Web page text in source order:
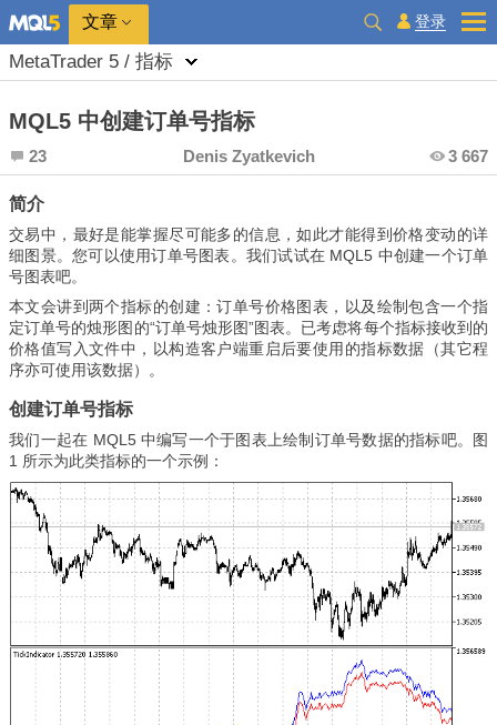
文章 登录
MetaTrader 5 / 指标
MQL5 中创建订单号指标
23 Denis Zyatkevich 3 667
简介
交易中，最好是能掌握尽可能多的信息，如此才能得到价格变动的详
细图景。您可以使用订单号图表。我们试试在 MQL5 中创建一个订单
号图表吧。
本文会讲到两个指标的创建：订单号价格图表，以及绘制包含一个指
定订单号的烛形图的“订单号烛形图”图表。已考虑将每个指标接收到的
价格值写入文件中，以构造客户端重启后要使用的指标数据（其它程
序亦可使用该数据）。
创建订单号指标
我们一起在 MQL5 中编写一个于图表上绘制订单号数据的指标吧。图
1 所示为此类指标的一个示例：